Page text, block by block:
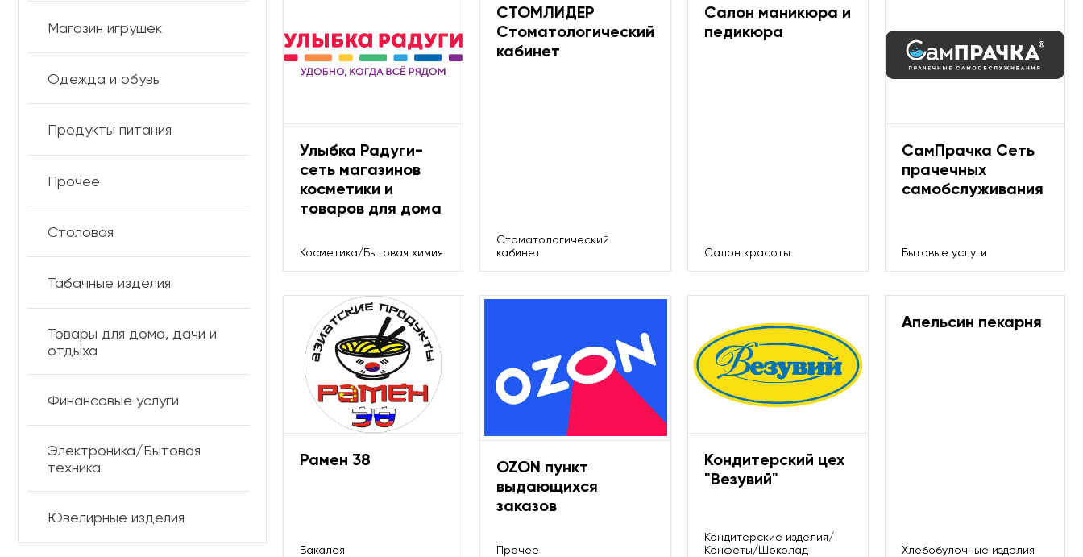
Магазин игрушек
Одежда и обувь
Продукты питания
Прочее
Столовая
Табачные изделия
Товары для дома, дачи и
отдыха
Финансовые услуги
Электроника/Бытовая
техника
Ювелирные изделия
Улыбка Радуги-
сеть магазинов
косметики и
товаров для дома
Косметика/Бытовая химия
СТОМЛИДЕР
Стоматологический
кабинет
Стоматологический
кабинет
Салон маникюра и
педикюра
Салон красоты
СамПрачка Сеть
прачечных
самобслуживания
Бытовые услуги
Рамен 38
Бакалея
OZON пункт
выдающихся
заказов
Прочее
Кондитерский цех
"Везувий"
Кондитерские изделия/
Конфеты/Шоколад
Апельсин пекарня
Хлебобулочные изделия